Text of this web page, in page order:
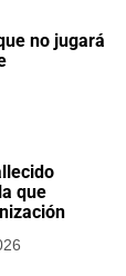
no jugará
que